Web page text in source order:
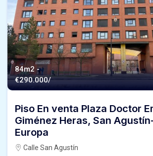
84m2 -
€290.000/
Piso En venta Plaza Doctor
Giménez Heras, San
Europa
Calle San Agustín